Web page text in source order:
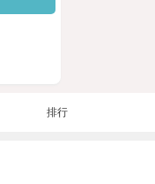
排行